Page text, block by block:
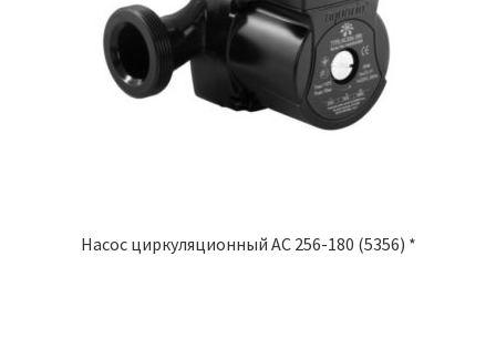
Насос циркуляционный AС 256-180 (5356) *